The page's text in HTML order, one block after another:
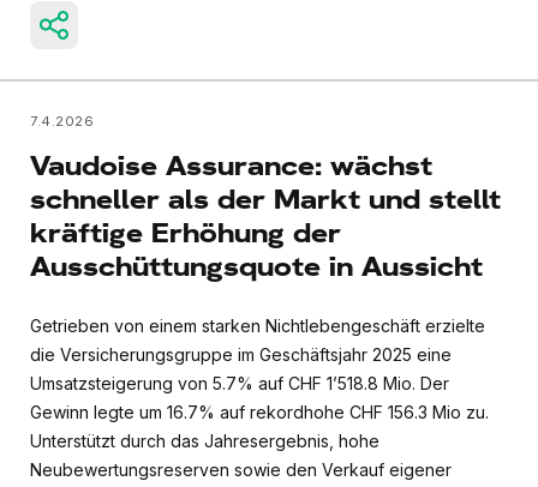
7.4.2026
Vaudoise Assurance: wächst
schneller als der Markt und stellt
kräftige Erhöhung der
Ausschüttungsquote in Aussicht
Getrieben von einem starken Nichtlebengeschäft erzielte
die Versicherungsgruppe im Geschäftsjahr 2025 eine
Umsatzsteigerung von 5.7% auf CHF 1’518.8 Mio. Der
Gewinn legte um 16.7% auf rekordhohe CHF 156.3 Mio zu.
Unterstützt durch das Jahresergebnis, hohe
Neubewertungsreserven sowie den Verkauf eigener